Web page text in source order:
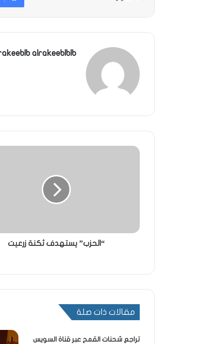
alrakeeblblb
“الحزب” يستهدف ثكنة زرعيت
مقالات ذات صلة
تراجع شحنات القمح عبر قناة السويس